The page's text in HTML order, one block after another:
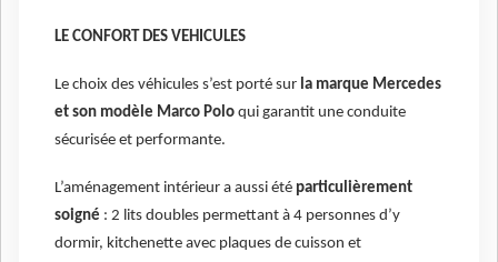
LE CONFORT DES VEHICULES
Le choix des véhicules s’est porté sur la marque Mercedes
et son modèle Marco Polo qui garantit une conduite
sécurisée et performante.
L’aménagement intérieur a aussi été particulièrement
soigné : 2 lits doubles permettant à 4 personnes d’y
dormir, kitchenette avec plaques de cuisson et